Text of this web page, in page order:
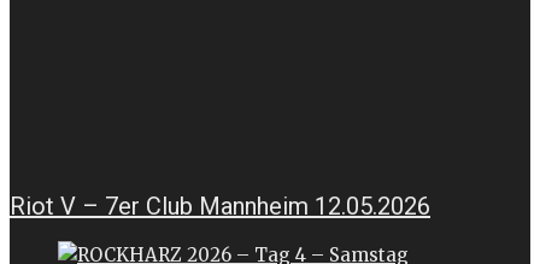
Riot V – 7er Club Mannheim 12.05.2026